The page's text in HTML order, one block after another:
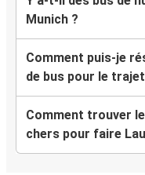
Munich ?
Comment puis-je
de bus pour le
Comment trouver
chers pour faire